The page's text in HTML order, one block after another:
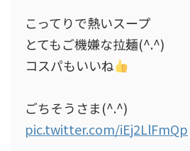
こってりで熱いスープ
とてもご機嫌な拉麺(^.^)
コスパもいいね
ごちそうさま(^.^)
pic.twitter.com/iEj2LlFmQp